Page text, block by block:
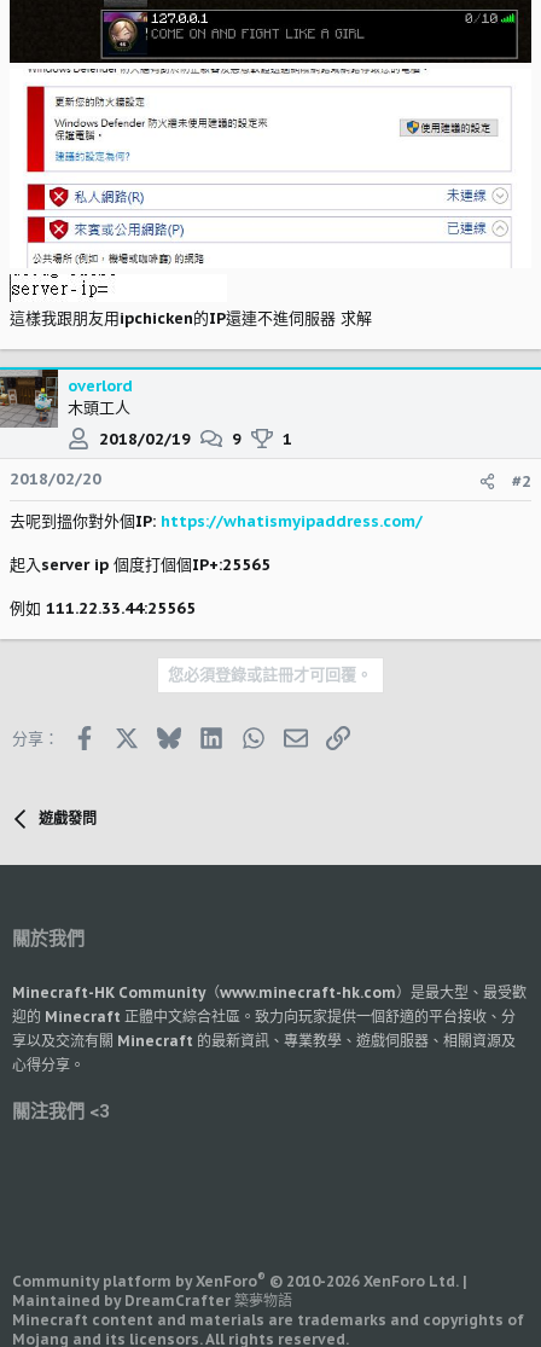
這樣我跟朋友用ipchicken的IP還連不進伺服器 求解
overlord
木頭工人
2018/02/19
9
1
2018/02/20
#2
去呢到搵你對外個IP: https://whatismyipaddress.com/
起入server ip 個度打個個IP+:25565
例如 111.22.33.44:25565
您必須登錄或註冊才可回覆。
分享： FacebookX (Twitter)
BlueskyLinkedInWhatsApp
郵件 鏈接
遊戲發問
關於我們
Minecraft-HK Community（www.minecraft-hk.com）是最大型、最受歡
迎的 Minecraft 正體中文綜合社區。致力向玩家提供一個舒適的平台接收、分
享以及交流有關 Minecraft 的最新資訊、專業教學、遊戲伺服器、相關資源及
心得分享。
關注我們 <3
Community platform by XenForo® © 2010-2026 XenForo Ltd. |
Maintained by DreamCrafter 築夢物語
Minecraft content and materials are trademarks and copyrights of
Mojang and its licensors. All rights reserved.